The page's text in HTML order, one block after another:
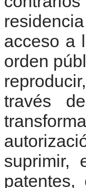
acceso a
orden
través
suprimir,